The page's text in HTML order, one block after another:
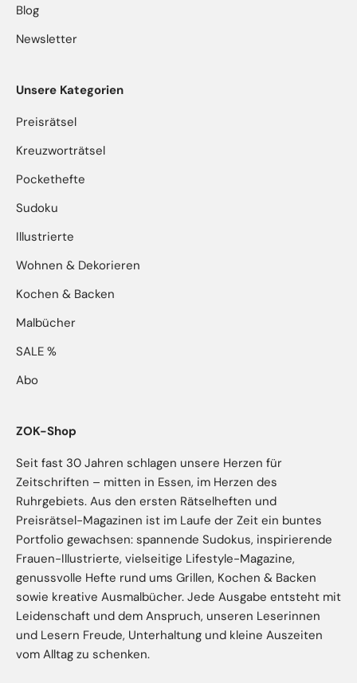
Blog
Newsletter
Unsere Kategorien
Preisrätsel
Kreuzworträtsel
Pockethefte
Sudoku
Illustrierte
Wohnen & Dekorieren
Kochen & Backen
Malbücher
SALE %
Abo
ZOK-Shop
Seit fast 30 Jahren schlagen unsere Herzen für
Zeitschriften – mitten in Essen, im Herzen des
Ruhrgebiets. Aus den ersten Rätselheften und
Preisrätsel-Magazinen ist im Laufe der Zeit ein buntes
Portfolio gewachsen: spannende Sudokus, inspirierende
Frauen-Illustrierte, vielseitige Lifestyle-Magazine,
genussvolle Hefte rund ums Grillen, Kochen & Backen
sowie kreative Ausmalbücher. Jede Ausgabe entsteht mit
Leidenschaft und dem Anspruch, unseren Leserinnen
und Lesern Freude, Unterhaltung und kleine Auszeiten
vom Alltag zu schenken.